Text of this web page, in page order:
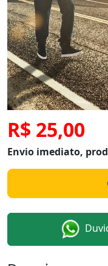
R$ 25,00
Envio imediato,